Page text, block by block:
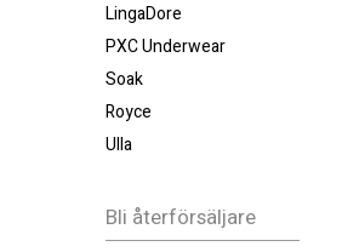
LingaDore
PXC Underwear
Soak
Royce
Ulla
Bli återförsäljare